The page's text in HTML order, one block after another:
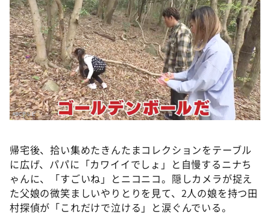
帰宅後、拾い集めたきんたまコレクションをテーブル
に広げ、パパに「カワイイでしょ」と自慢するニナち
ゃんに、「すごいね」とニコニコ。隠しカメラが捉え
た父娘の微笑ましいやりとりを見て、2人の娘を持つ田
村探偵が「これだけで泣ける」と涙ぐんでいる。